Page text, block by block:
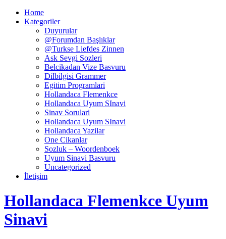
Home
Kategoriler
Duyurular
@Forumdan Başlıklar
@Turkse Liefdes Zinnen
Ask Sevgi Sozleri
Belcikadan Vize Basvuru
Dilbilgisi Grammer
Egitim Programlari
Hollandaca Flemenkce
Hollandaca Uyum SInavi
Sinav Sorulari
Hollandaca Uyum SInavi
Hollandaca Yazilar
One Cikanlar
Sozluk – Woordenboek
Uyum Sinavi Basvuru
Uncategorized
İletişim
Hollandaca Flemenkce Uyum
Sinavi